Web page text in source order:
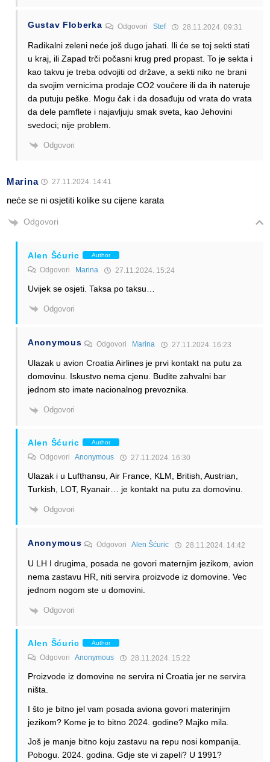
Gustav Floberka Odgovori Stef 28.11.2024. 09:31
Radikalni zeleni neće još dugo jahati. Ili će se toj sekti stati
u kraj, ili Zapad trči počasni krug pred propast. To je sekta i
kao takvu je treba odvojiti od države, a sekti niko ne brani
da svojim vernicima prodaje CO2 voučere ili da ih nateruje
da putuju peške. Mogu čak i da dosađuju od vrata do vrata
da dele pamflete i najavljuju smak sveta, kao Jehovini
svedoci; nije problem.
Odgovori
Marina 27.11.2024. 14:41
neće se ni osjetiti kolike su cijene karata
Odgovori
Alen Šćuric Author
Odgovori Marina 27.11.2024. 15:24
Uvijek se osjeti. Taksa po taksu…
Odgovori
Anonymous Odgovori Marina 27.11.2024. 16:23
Ulazak u avion Croatia Airlines je prvi kontakt na putu za
domovinu. Iskustvo nema cjenu. Budite zahvalni bar
jednom sto imate nacionalnog prevoznika.
Odgovori
Alen Šćuric Author
Odgovori Anonymous 27.11.2024. 16:30
Ulazak i u Lufthansu, Air France, KLM, British, Austrian,
Turkish, LOT, Ryanair… je kontakt na putu za domovinu.
Odgovori
Anonymous OdgovoriAlen Šćuric 28.11.2024. 14:42
U LH I drugima, posada ne govori maternjim jezikom, avion
nema zastavu HR, niti servira proizvode iz domovine. Vec
jednom nogom ste u domovini.
Odgovori
Alen Šćuric Author
Odgovori Anonymous 28.11.2024. 15:22
Proizvode iz domovine ne servira ni Croatia jer ne servira
ništa.
I što je bitno jel vam posada aviona govori materinjim
jezikom? Kome je to bitno 2024. godine? Majko mila.
Još je manje bitno koju zastavu na repu nosi kompanija.
Pobogu. 2024. godina. Gdje ste vi zapeli? U 1991?